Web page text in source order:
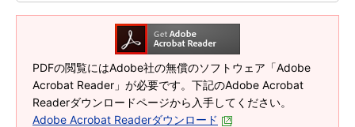
PDFの閲覧にはAdobe社の無償のソフトウェア「Adobe
Acrobat Reader」が必要です。下記のAdobe Acrobat
Readerダウンロードページから入手してください。
Adobe Acrobat Readerダウンロード